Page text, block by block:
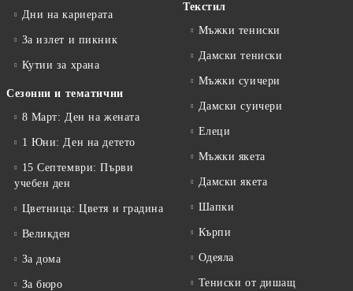
Дни на кариерата
За излет и пикник
Кутии за храна
Сезонни и тематични
8 Март: Ден на жената
1 Юни: Ден на детето
15 Септември: Първи
учебен ден
Цветница: Цветя и градина
Великден
За дома
За бюро
Текстил
Мъжки тениски
Дамски тениски
Мъжки суичери
Дамски суичери
Елеци
Мъжки якета
Дамски якета
Шапки
Кърпи
Одеяла
Тениски от дишащ